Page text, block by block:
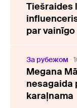
Tiešraides
par vainīgo
За рубежом
Megana
nesagaida
karaļnama